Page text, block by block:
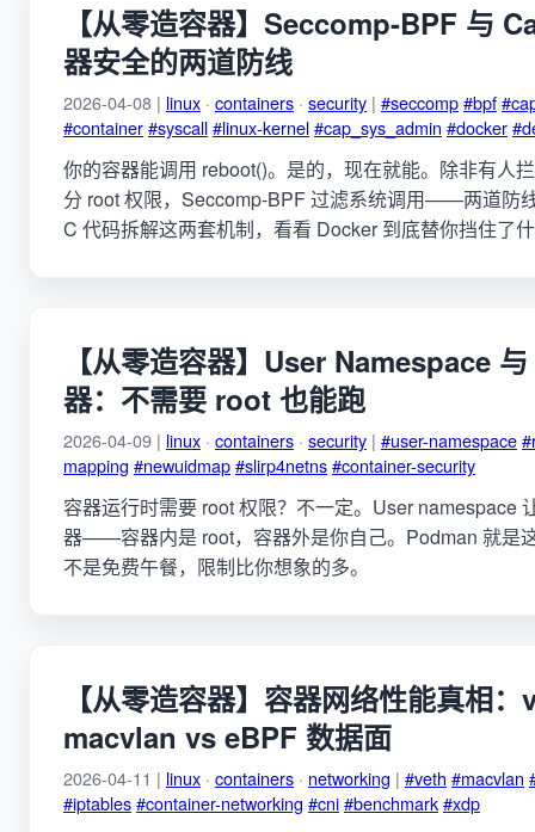
【从零造容器】Seccomp-BPF 与
器安全的两道防线
2026-04-08 | linux · containers · security | #seccomp#bpf
#container#syscall#linux-kernel#cap_sys_admin #docker
你的容器能调用 reboot()。是的，现在就能。除非有人
分 root 权限，Seccomp-BPF 过滤系统调用——两道防
C 代码拆解这两套机制，看看 Docker 到底替你挡住了
【从零造容器】User Namespace
器：不需要 root 也能跑
2026-04-09 | linux · containers · security | #user-namespace
mapping #newuidmap#slirp4netns#container-security
容器运行时需要 root 权限？不一定。User namespace
器——容器内是 root，容器外是你自己。Podman 就是
不是免费午餐，限制比你想象的多。
【从零造容器】容器网络性能真相
macvlan vs eBPF 数据面
2026-04-11 | linux · containers · networking | #veth #macvlan
#iptables#container-networking #cni#benchmark#xdp